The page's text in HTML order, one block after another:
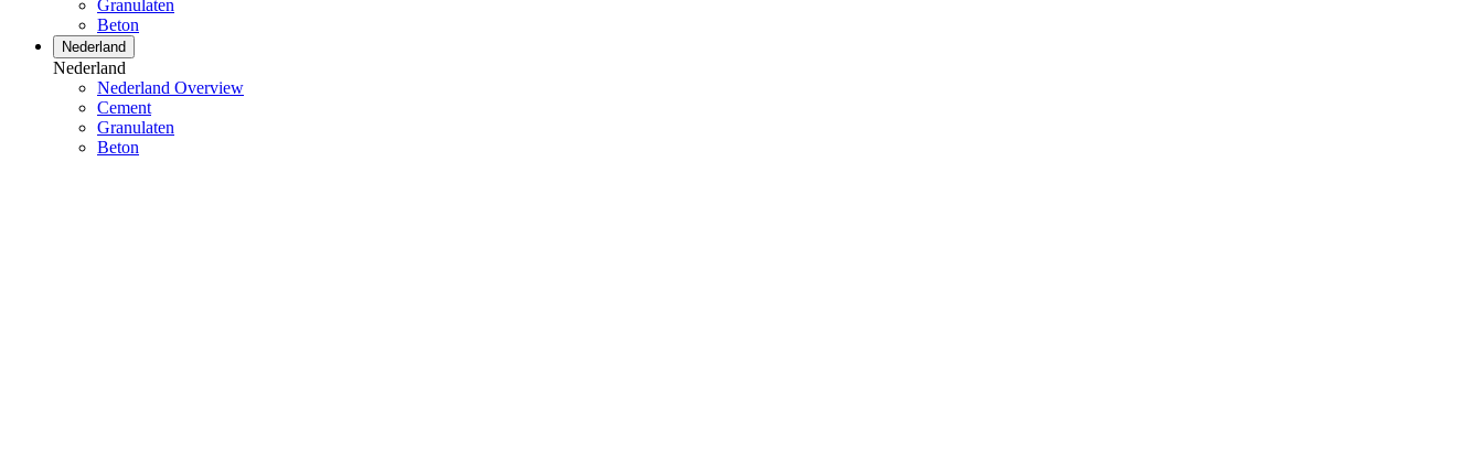
Granulaten
Beton
Nederland
Nederland
Nederland Overview
Cement
Granulaten
Beton